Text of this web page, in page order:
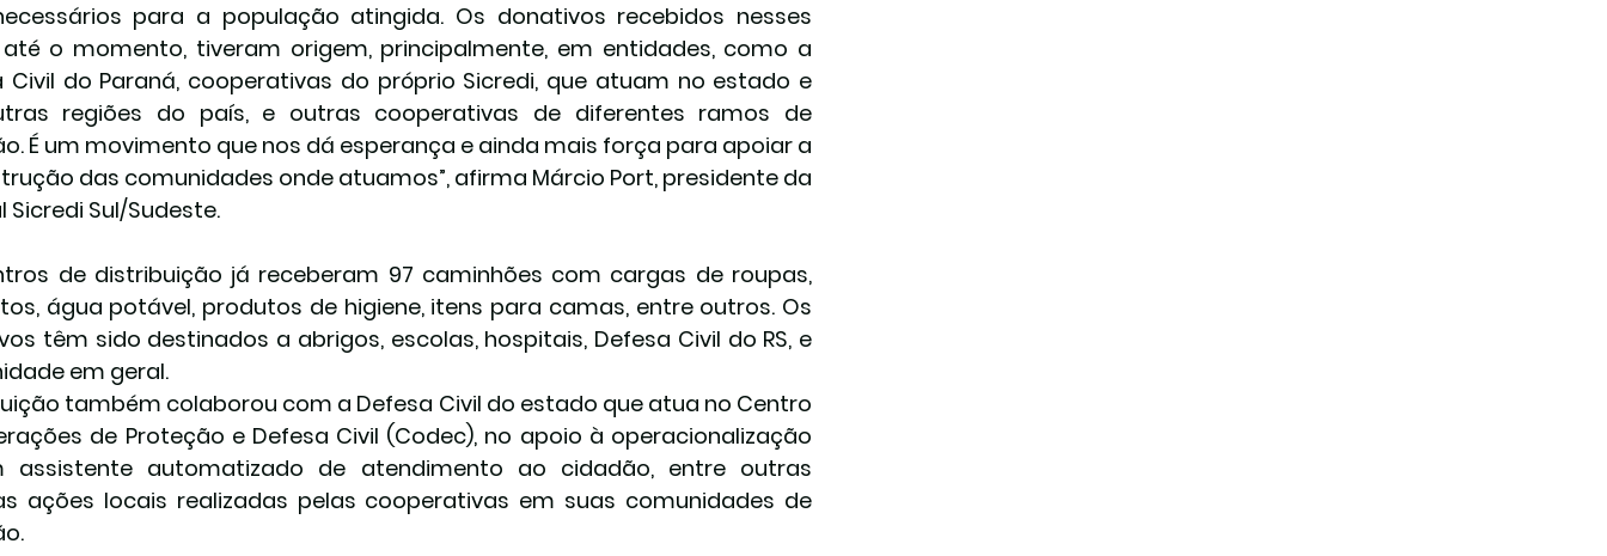
para a população atingida. Os donativos recebidos nesses
até o momento, tiveram origem, principalmente, em entidades, como a
Civil do Paraná, cooperativas do próprio Sicredi, que atuam no estado e
regiões do país, e outras cooperativas de diferentes ramos de
É um movimento que nos dá esperança e ainda mais força para apoiar a
das comunidades onde atuamos”, afirma Márcio Port, presidente da
Sicredi Sul/Sudeste.
de distribuição já receberam 97 caminhões com cargas de roupas,
água potável, produtos de higiene, itens para camas, entre outros. Os
têm sido destinados a abrigos, escolas, hospitais, Defesa Civil do RS, e
em geral.
também colaborou com a Defesa Civil do estado que atua no Centro
de Proteção e Defesa Civil (Codec), no apoio à operacionalização
assistente automatizado de atendimento ao cidadão, entre outras
ações locais realizadas pelas cooperativas em suas comunidades de